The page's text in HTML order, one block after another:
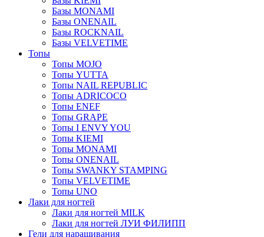
Базы MONAMI
Базы ONENAIL
Базы ROCKNAIL
Базы VELVETIME
Топы
Топы MOJO
Топы YUTTA
Топы NAIL REPUBLIC
Топы ADRICOCO
Топы ENEF
Топы GRAPE
Топы I ENVY YOU
Топы KIEMI
Топы MONAMI
Топы ONENAIL
Топы SWANKY STAMPING
Топы VELVETIME
Топы UNO
Лаки для ногтей
Лаки для ногтей MILK
Лаки для ногтей ЛУИ ФИЛИПП
Гели для наращивания